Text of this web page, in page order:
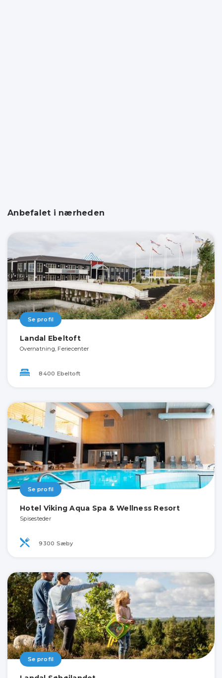
Anbefalet i nærheden
Se profil
Landal Ebeltoft
Overnatning, Feriecenter
8400 Ebeltoft
Se profil
Hotel Viking Aqua Spa & Wellness Resort
Spisesteder
9300 Sæby
Se profil